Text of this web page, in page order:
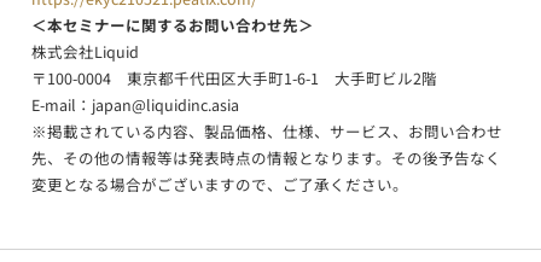
＜本セミナーに関するお問い合わせ先＞
株式会社Liquid
〒100-0004 東京都千代田区大手町1-6-1 大手町ビル2階
E-mail： japan@liquidinc.asia
※掲載されている内容、製品価格、仕様、サービス、お問い合わせ
先、その他の情報等は発表時点の情報となります。その後予告なく
変更となる場合がございますので、ご了承ください。